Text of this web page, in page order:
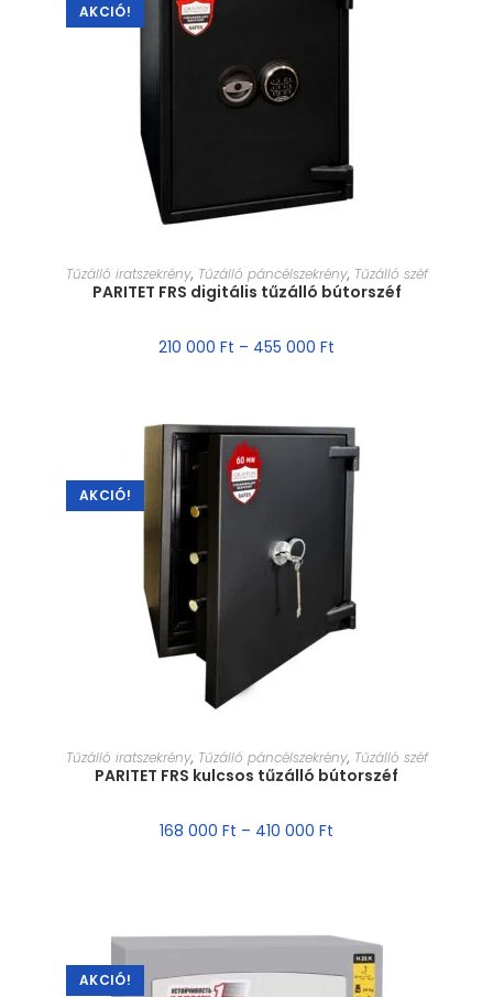
AKCIÓ!
MÉRET VÁLASZTÁSA
Tűzálló iratszekrény, Tűzálló páncélszekrény, Tűzálló széf
PARITET FRS digitális tűzálló bútorszéf
210 000 Ft – 455 000 Ft
AKCIÓ!
MÉRET VÁLASZTÁSA
Tűzálló iratszekrény, Tűzálló páncélszekrény, Tűzálló széf
PARITET FRS kulcsos tűzálló bútorszéf
168 000 Ft – 410 000 Ft
AKCIÓ!